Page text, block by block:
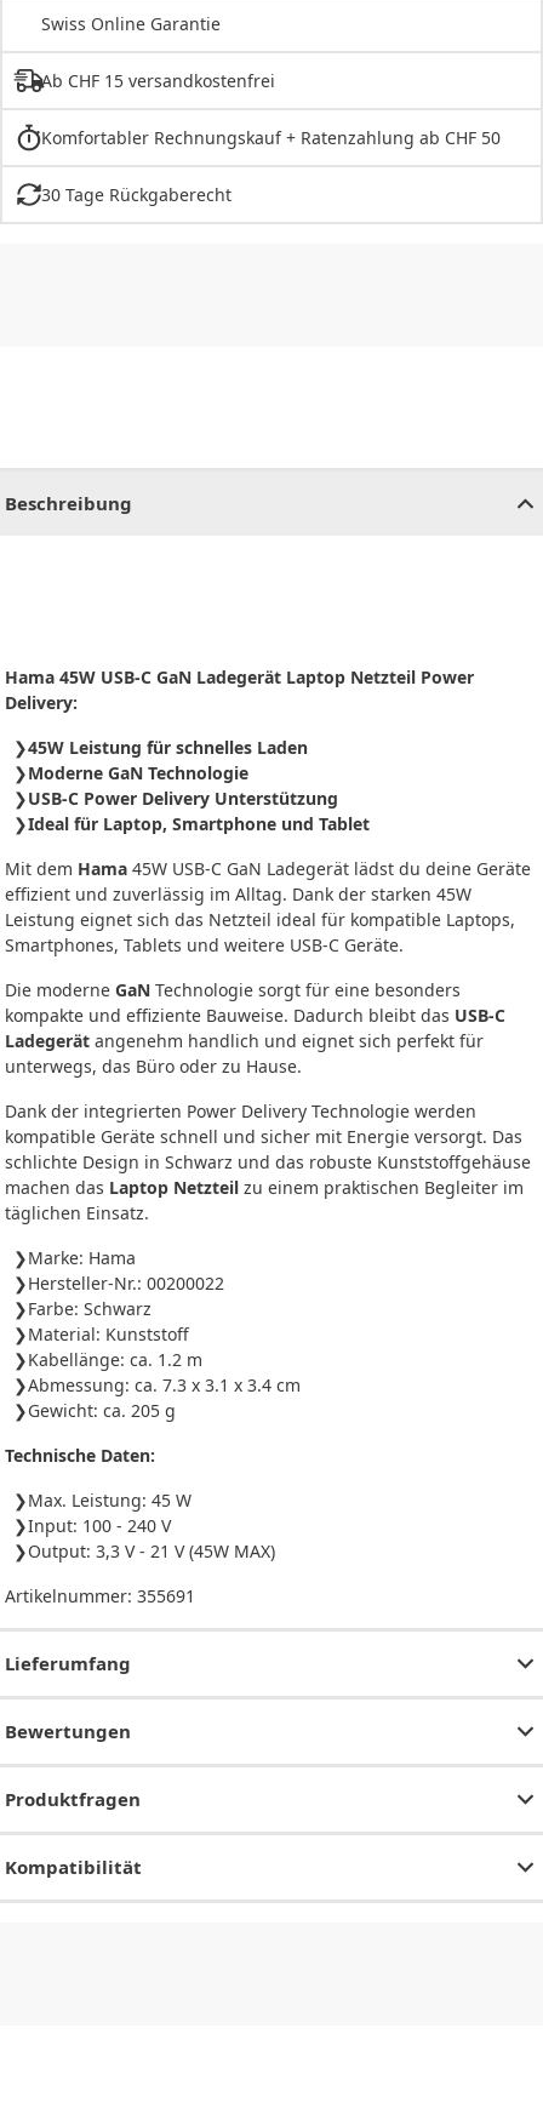
Swiss Online Garantie
Ab CHF 15 versandkostenfrei
Komfortabler Rechnungskauf + Ratenzahlung ab CHF 50
30 Tage Rückgaberecht
Beschreibung
Hama 45W USB-C GaN Ladegerät Laptop Netzteil Power
Delivery:
45W Leistung für schnelles Laden
Moderne GaN Technologie
USB-C Power Delivery Unterstützung
Ideal für Laptop, Smartphone und Tablet
Mit dem Hama 45W USB-C GaN Ladegerät lädst du deine Geräte
effizient und zuverlässig im Alltag. Dank der starken 45W
Leistung eignet sich das Netzteil ideal für kompatible Laptops,
Smartphones, Tablets und weitere USB-C Geräte.
Die moderne GaN Technologie sorgt für eine besonders
kompakte und effiziente Bauweise. Dadurch bleibt das USB-C
Ladegerät angenehm handlich und eignet sich perfekt für
unterwegs, das Büro oder zu Hause.
Dank der integrierten Power Delivery Technologie werden
kompatible Geräte schnell und sicher mit Energie versorgt. Das
schlichte Design in Schwarz und das robuste Kunststoffgehäuse
machen das Laptop Netzteil zu einem praktischen Begleiter im
täglichen Einsatz.
Marke: Hama
Hersteller-Nr.: 00200022
Farbe: Schwarz
Material: Kunststoff
Kabellänge: ca. 1.2 m
Abmessung: ca. 7.3 x 3.1 x 3.4 cm
Gewicht: ca. 205 g
Technische Daten:
Max. Leistung: 45 W
Input: 100 - 240 V
Output: 3,3 V - 21 V (45W MAX)
Artikelnummer: 355691
Lieferumfang
Bewertungen
Produktfragen
Kompatibilität